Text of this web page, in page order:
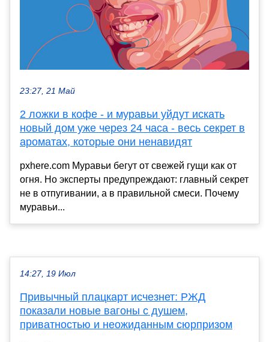
23:27, 21 Май
2 ложки в кофе - и муравьи уйдут искать
новый дом уже через 24 часа - весь секрет в
ароматах, которые они ненавидят
pxhere.com Муравьи бегут от свежей гущи как от
огня. Но эксперты предупреждают: главный секрет
не в отпугивании, а в правильной смеси. Почему
муравьи...
14:27, 19 Июл
Привычный плацкарт исчезнет: РЖД
показали новые вагоны с душем,
приватностью и неожиданным сюрпризом